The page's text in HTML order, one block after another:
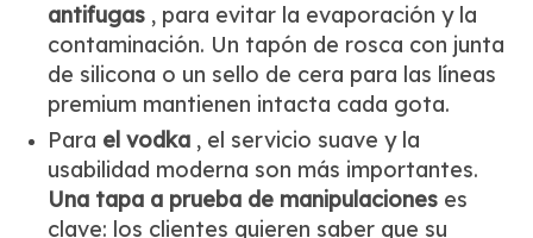
antifugas , para evitar la evaporación y la
contaminación. Un tapón de rosca con junta
de silicona o un sello de cera para las líneas
premium mantienen intacta cada gota.
Para el vodka , el servicio suave y la
usabilidad moderna son más importantes.
Una tapa a prueba de manipulaciones es
clave: los clientes quieren saber que su